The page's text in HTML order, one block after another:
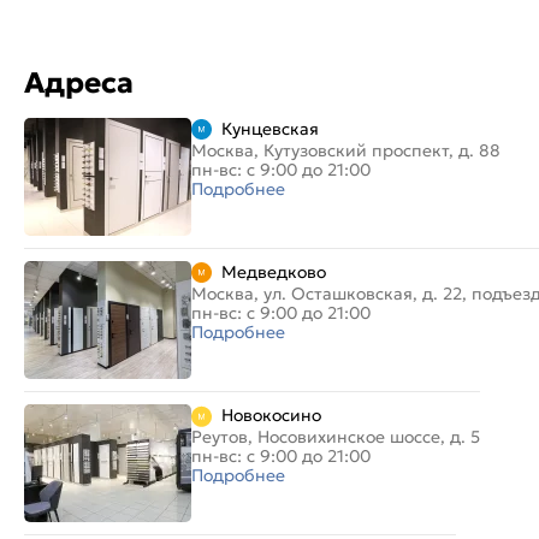
Адреса
Кунцевская
Москва, Кутузовский проспект, д. 88
пн-вс: с 9:00 до 21:00
Подробнее
Медведково
Москва, ул. Осташковская, д. 22,
пн-вс: с 9:00 до 21:00
Подробнее
Новокосино
Реутов, Носовихинское шоссе, д. 5
пн-вс: с 9:00 до 21:00
Подробнее